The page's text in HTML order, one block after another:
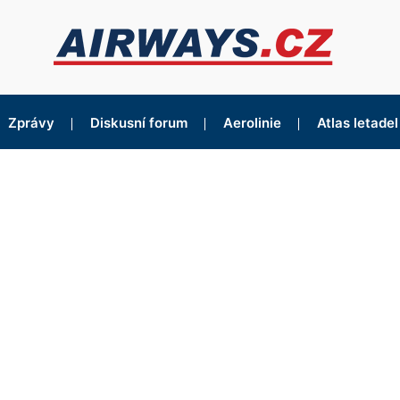
Zprávy Diskusní forum Aerolinie Atlas letadel